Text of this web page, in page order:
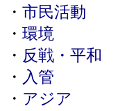
・ 市民活動
・ 環境
・ 反戦・平和
・ 入管
・ アジア